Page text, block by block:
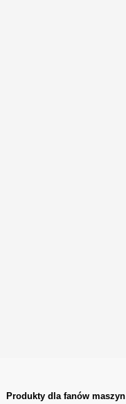
Produkty dla fanów maszyn